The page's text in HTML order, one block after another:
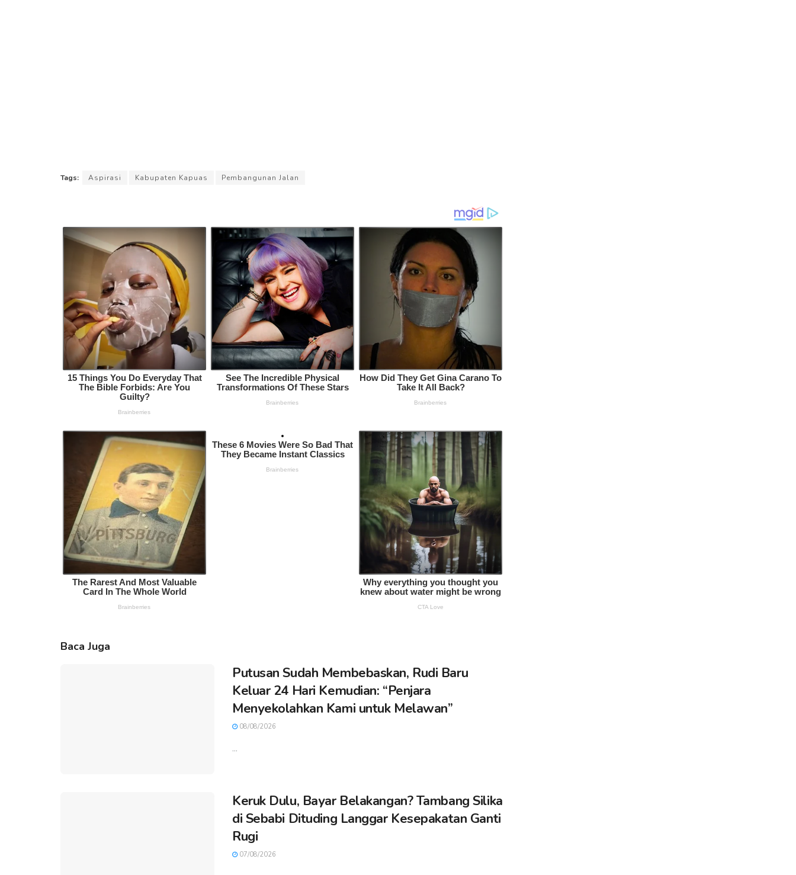
Tags: Aspirasi Kabupaten Kapuas Pembangunan Jalan
Baca Juga
Putusan Sudah Membebaskan, Rudi Baru
Keluar 24 Hari Kemudian: “Penjara
Menyekolahkan Kami untuk Melawan”
08/08/2026
Keruk Dulu, Bayar Belakangan? Tambang Silika
di Sebabi Dituding Langgar Kesepakatan Ganti
Rugi
07/08/2026